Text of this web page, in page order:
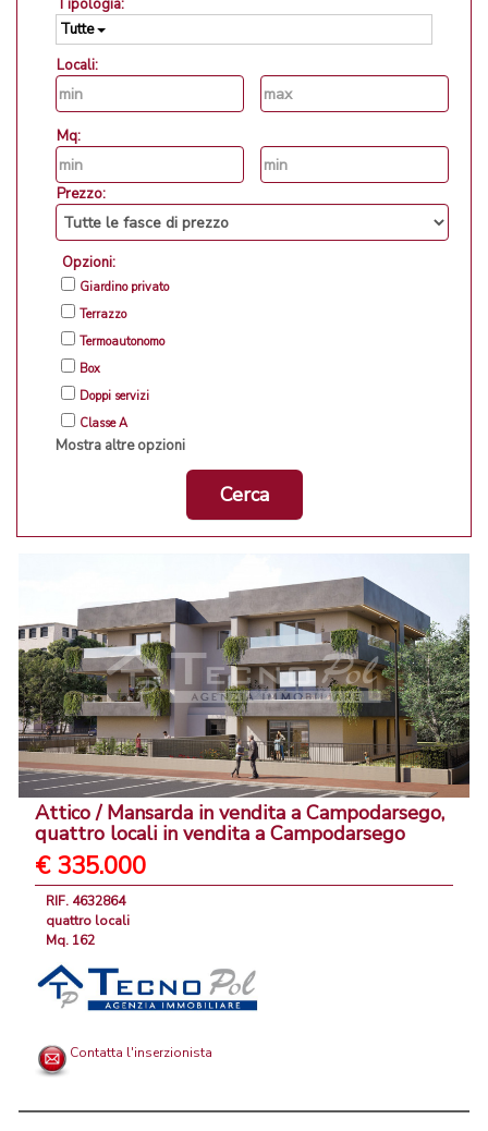
Tipologia:
Tutte
Locali:
Mq:
Prezzo:
Opzioni:
Giardino privato
Terrazzo
Termoautonomo
Box
Doppi servizi
Classe A
Mostra altre opzioni
Cerca
Attico / Mansarda in vendita a Campodarsego,
quattro locali in vendita a Campodarsego
€ 335.000
RIF. 4632864
quattro locali
Mq. 162
Contatta l'inserzionista